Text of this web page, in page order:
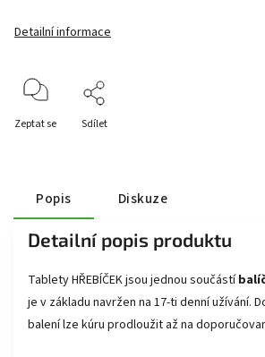
Detailní informace
Zeptat se Sdílet
Popis Diskuze
Detailní popis produktu
Tablety HŘEBÍČEK jsou jednou součástí
je v základu navržen na 17-ti denní užívání.
balení lze kúru prodloužit až na